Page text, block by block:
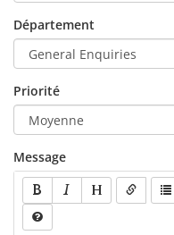
Département
Priorité
Message